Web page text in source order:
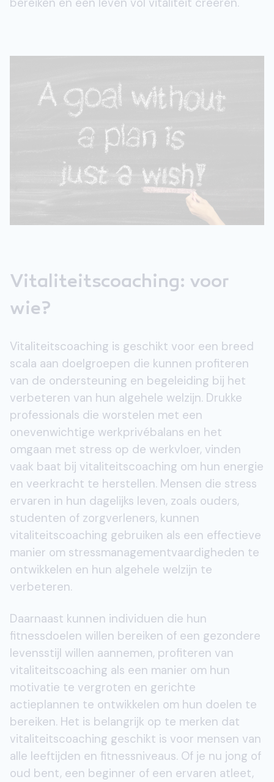
Vitaliteitscoaching: voor
wie?
Vitaliteitscoaching is geschikt voor een breed
scala aan doelgroepen die kunnen profiteren
van de ondersteuning en begeleiding bij het
verbeteren van hun algehele welzijn. Drukke
professionals die worstelen met een
onevenwichtige werkprivébalans en het
omgaan met stress op de werkvloer, vinden
vaak baat bij vitaliteitscoaching om hun energie
en veerkracht te herstellen. Mensen die stress
ervaren in hun dagelijks leven, zoals ouders,
studenten of zorgverleners, kunnen
vitaliteitscoaching gebruiken als een effectieve
manier om stressmanagementvaardigheden te
ontwikkelen en hun algehele welzijn te
verbeteren.
Daarnaast kunnen individuen die hun
fitnessdoelen willen bereiken of een gezondere
levensstijl willen aannemen, profiteren van
vitaliteitscoaching als een manier om hun
motivatie te vergroten en gerichte
actieplannen te ontwikkelen om hun doelen te
bereiken. Het is belangrijk op te merken dat
vitaliteitscoaching geschikt is voor mensen van
alle leeftijden en fitnessniveaus. Of je nu jong of
oud bent, een beginner of een ervaren atleet,